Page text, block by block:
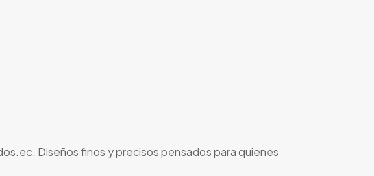
Diseños finos y precisos pensados para quienes